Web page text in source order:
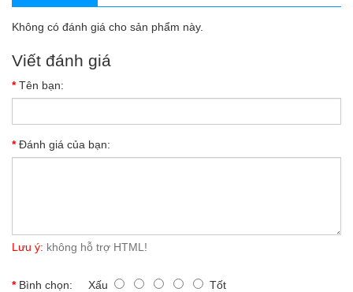
Không có đánh giá cho sản phẩm này.
Viết đánh giá
Tên bạn:
Đánh giá của bạn:
Lưu ý: không hỗ trợ HTML!
Bình chọn: Xấu Tốt